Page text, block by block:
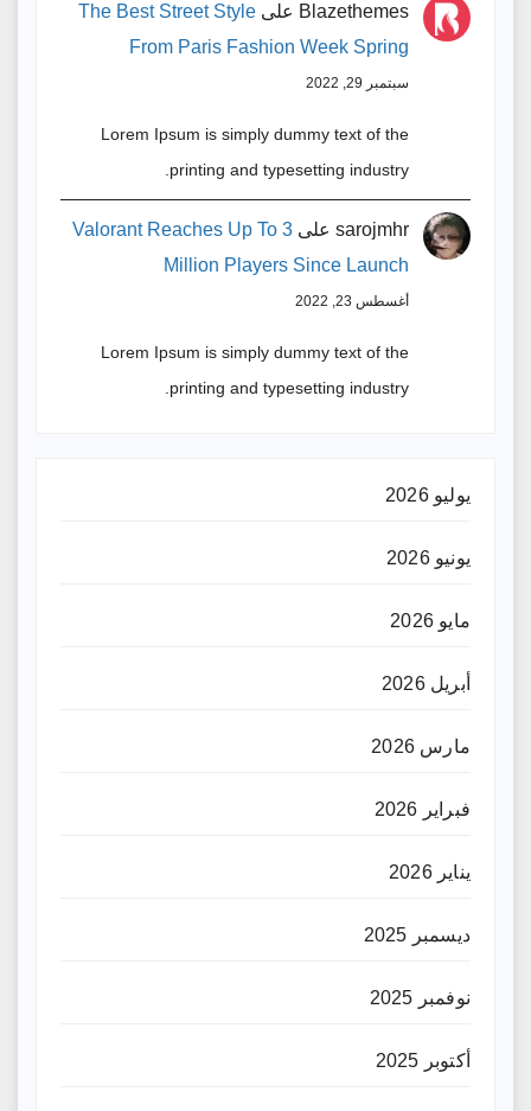
Blazethemes على The Best Street Style
From Paris Fashion Week Spring
سبتمبر 29, 2022
Lorem Ipsum is simply dummy text of the
printing and typesetting industry.
sarojmhr على Valorant Reaches Up To 3
Million Players Since Launch
أغسطس 23, 2022
Lorem Ipsum is simply dummy text of the
printing and typesetting industry.
يوليو 2026
يونيو 2026
مايو 2026
أبريل 2026
مارس 2026
فبراير 2026
يناير 2026
ديسمبر 2025
نوفمبر 2025
أكتوبر 2025